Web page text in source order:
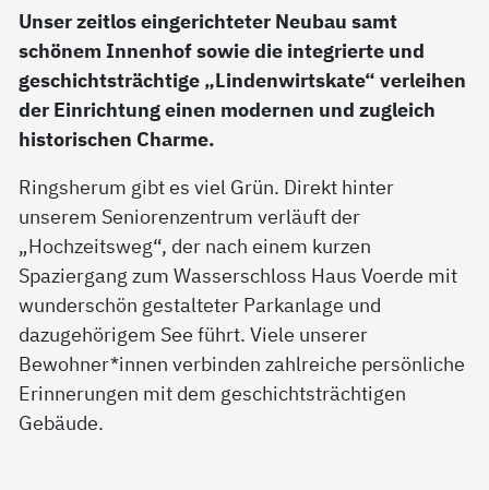
Unser zeitlos eingerichteter Neubau samt
schönem Innenhof sowie die integrierte und
geschichtsträchtige „Lindenwirtskate“ verleihen
der Einrichtung einen modernen und zugleich
historischen Charme.
Ringsherum gibt es viel Grün. Direkt hinter
unserem Seniorenzentrum verläuft der
„Hochzeitsweg“, der nach einem kurzen
Spaziergang zum Wasserschloss Haus Voerde mit
wunderschön gestalteter Parkanlage und
dazugehörigem See führt. Viele unserer
Bewohner*innen verbinden zahlreiche persönliche
Erinnerungen mit dem geschichtsträchtigen
Gebäude.